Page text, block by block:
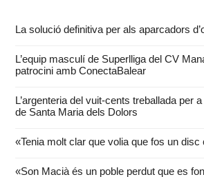
La solució definitiva per als aparcadors
L’equip masculí de Superlliga del CV
patrocini amb ConectaBalear
L’argenteria del vuit-cents treballada per
de Santa Maria dels Dolors
«Tenia molt clar que volia que fos un disc
«Son Macià és un poble perdut que es